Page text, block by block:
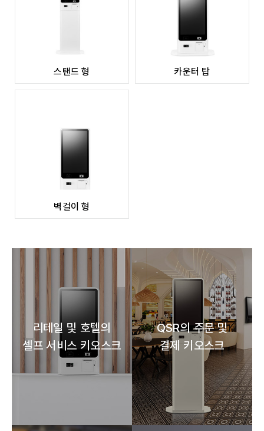
스탠드 형 카운터 탑
벽걸이 형
리테일 및 호텔의
셀프 서비스 키오스크
QSR의 주문 및
결제 키오스크